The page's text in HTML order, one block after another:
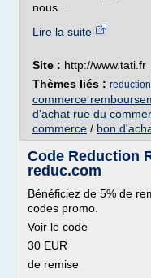
nous...
Lire la suite
Site : http://www.tati.fr
Thèmes liés :
commerce
d'achat rue du
commerce / bon
Code Reduction
reduc.com
Bénéficiez de 5% de
codes promo.
Voir le code
30 EUR
de remise